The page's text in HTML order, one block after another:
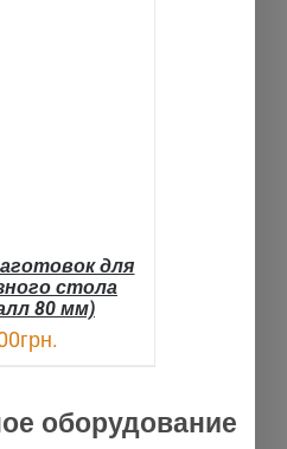
для
стола
80 мм)
грн.
оборудование